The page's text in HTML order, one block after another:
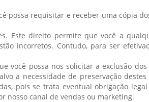
possa requisitar e receber uma cópia
Este direito permite que você a
incorretos. Contudo, para ser
você possa nos solicitar a exclusão
a necessidade de preservação
pois se trata eventual obrigação
nosso canal de vendas ou marketing.